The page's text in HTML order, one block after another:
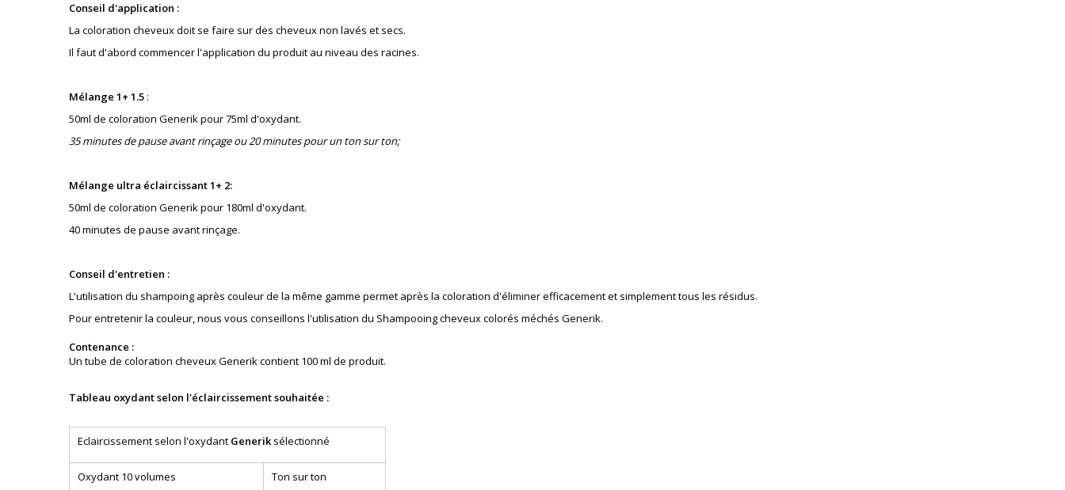
Conseil d'application :
La coloration cheveux doit se faire sur des cheveux non lavés et secs.
Il faut d'abord commencer l'application du produit au niveau des racines.
Mélange 1+ 1.5 :
50ml de coloration Generik pour 75ml d'oxydant.
35 minutes de pause avant rinçage ou 20 minutes pour un ton sur ton;
Mélange ultra éclaircissant 1+ 2:
50ml de coloration Generik pour 180ml d'oxydant.
40 minutes de pause avant rinçage.
Conseil d'entretien :
L'utilisation du shampoing après couleur de la même gamme permet après la coloration d'éliminerefficacementet simplement tous les résidus.
Pour entretenir la couleur, nous vous conseillons l'utilisation du Shampooing cheveux colorés méchés Generik.
Contenance :
Un tube de coloration cheveux Generik contient 100 ml de produit.
Tableau oxydant selon l'éclaircissement souhaitée :
Eclaircissement selon l'oxydant Generiksélectionné
Oxydant 10 volumes Ton sur ton